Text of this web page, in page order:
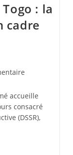
: la
cadre
accueille
consacré
(DSSR),